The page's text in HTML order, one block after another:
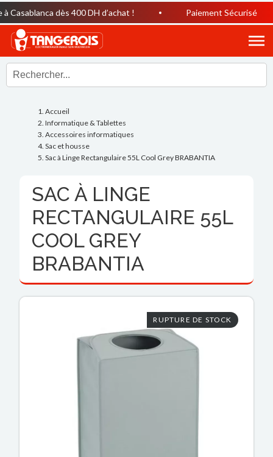
dès 400 DH d’achat ! Paiement Sécurisé
Accueil
Informatique & Tablettes
Accessoires informatiques
Sac et housse
Sac à Linge Rectangulaire 55L Cool Grey BRABANTIA
SAC À LINGE
RECTANGULAIRE 55L
COOL GREY
BRABANTIA
RUPTURE DE STOCK